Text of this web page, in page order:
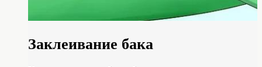
Заклеивание бака